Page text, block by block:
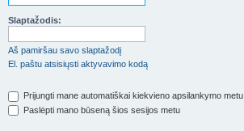
Slaptažodis:
Aš pamiršau savo slaptažodį
El. paštu atsisiųsti aktyvavimo kodą
Prijungti mane automatiškai kiekvieno apsilankymo metu
Paslėpti mano būseną šios sesijos metu